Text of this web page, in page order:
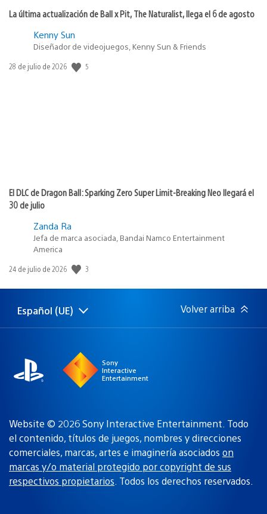
La última actualización de Ball x Pit, The Naturalist, llega el 6 de agosto
Kenny Sun
Diseñador de videojuegos, Kenny Sun & Friends
Fecha
28 de julio de 2026 5
El DLC de Dragon Ball: Sparking Zero Super Limit-Breaking Neo llegará el
30 de julio
Zanda Ra
Jefa de marca asociada, Bandai Namco Entertainment
America
Fecha
publicación:
24 de julio de 2026 3
Selecciona
una
Región
actual:
Español (UE) Volver arriba
Sony
Interactive
Entertainment
Website © 2026 Sony Interactive Entertainment. Todo
el contenido, títulos de juegos, nombres y direcciones
comerciales, marcas, artes e imaginería asociados on
marcas y/o material protegido por copyright de sus
respectivos propietarios. Todos los derechos reservados.